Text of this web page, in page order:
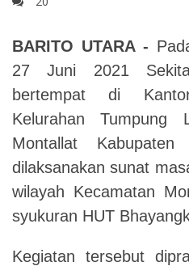
BARITO UTARA -
27 Juni 2021
bertempat di
Kelurahan Tumpung
Montallat
dilaksanakan sunat
wilayah Kecamatan
syukuran HUT
Kegiatan tersebut